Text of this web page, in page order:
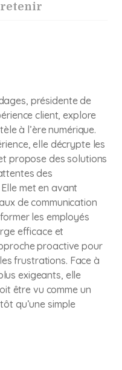
retenir
présidente de
client, explore
à l’ère numérique.
elle décrypte les
propose des solutions
des
met en avant
de communication
les employés
efficace et
proactive pour
frustrations. Face à
exigeants, elle
être vu comme un
qu’une simple